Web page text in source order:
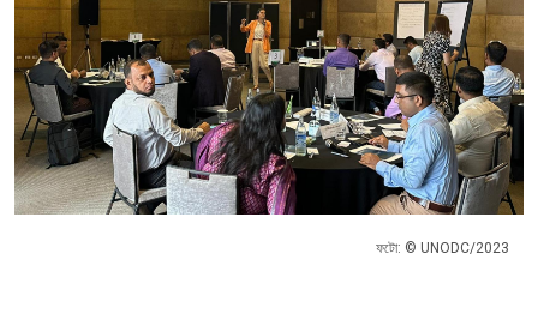
ফটো: © UNODC/2023